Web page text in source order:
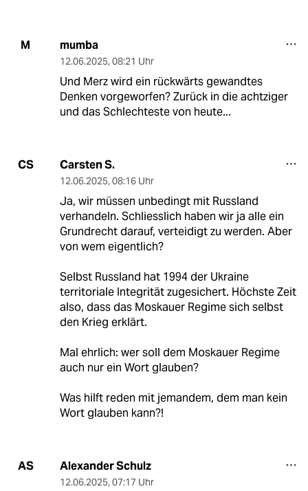
M mumba
12.06.2025, 08:21 Uhr
Und Merz wird ein rückwärts gewandtes
Denken vorgeworfen? Zurück in die achtziger
und das Schlechteste von heute...
CS Carsten S.
12.06.2025, 08:16 Uhr
Ja, wir müssen unbedingt mit Russland
verhandeln. Schliesslich haben wir ja alle ein
Grundrecht darauf, verteidigt zu werden. Aber
von wem eigentlich?
Selbst Russland hat 1994 der Ukraine
territoriale Integrität zugesichert. Höchste Zeit
also, dass das Moskauer Regime sich selbst
den Krieg erklärt.
Mal ehrlich: wer soll dem Moskauer Regime
auch nur ein Wort glauben?
Was hilft reden mit jemandem, dem man kein
Wort glauben kann?!
AS Alexander Schulz
12.06.2025, 07:17 Uhr